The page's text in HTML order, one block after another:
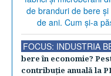
FOCUS: INDUSTRIA
bere în economie?
contribuţie anuală la